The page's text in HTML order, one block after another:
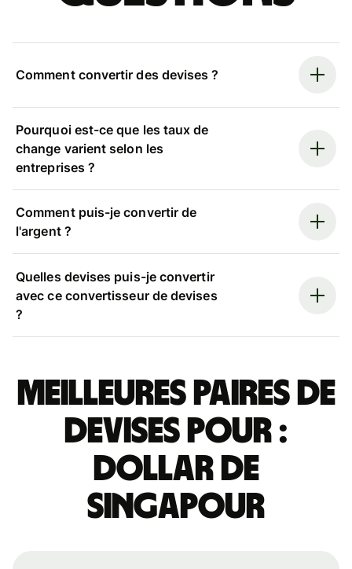
Comment convertir des devises ?
Pourquoi est-ce que les taux de
change varient selon les
entreprises ?
Comment puis-je convertir de
l'argent ?
Quelles devises puis-je convertir
avec ce convertisseur de devises
?
Meilleures paires de
devises pour :
dollar de
Singapour